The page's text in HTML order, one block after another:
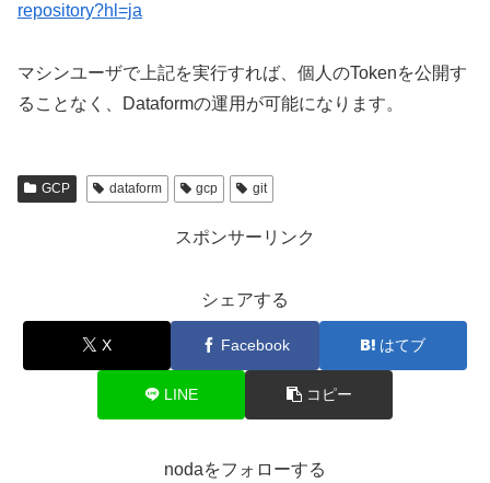
repository?hl=ja
マシンユーザで上記を実行すれば、個人のTokenを公開す
ることなく、Dataformの運用が可能になります。
GCP dataform gcp git
スポンサーリンク
シェアする
X Facebook はてブ
LINE コピー
nodaをフォローする